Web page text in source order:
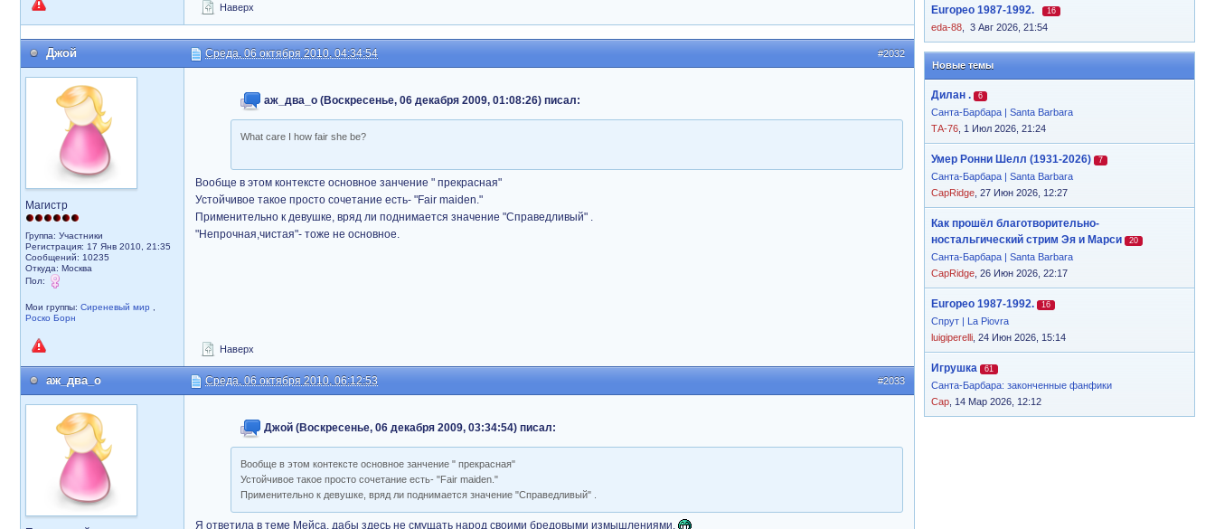
Europeo 1987-1992. 16
eda-88 3 Авг 2026, 21:54
Новые темы
Дилан . 6
Санта-Барбара | Santa Barbara
ТА-76 , 1 Июл 2026, 21:24
Умер Ронни Шелл (1931-2026) 7
Санта-Барбара | Santa Barbara
CapRidge , 27 Июн 2026, 12:27
Как прошёл благотворительно-
ностальгический стрим Эя и Марси
20
Санта-Барбара | Santa Barbara
CapRidge , 26 Июн 2026, 22:17
Europeo 1987-1992. 16
Спрут | La Piovra
luigiperelli , 24 Июн 2026, 15:14
Игрушка 61
Санта-Барбара: законченные фанфики
Cap , 14 Мар 2026, 12:12
Наверх
#2032
Джой Среда, 06 октября 2010, 04:34:54
Магистр
Группа: Участники
Регистрация: 17 Янв 2010, 21:35
Сообщений: 10235
Откуда: Москва
Пол:
Мои группы: Сиреневый мир
Роско Борн
аж_два_о (Воскресенье, 06 декабря 2009, 01:08:26) писал:
What care I how fair she be?
Вообще в этом контексте основное занчение " прекрасная"
Устойчивое такое просто сочетание есть- "Fair maiden."
Применительно к девушке, вряд ли поднимается значение "Справедливый" .
"Непрочная,чистая"- тоже не основное.
Наверх
#2033
аж_два_о Среда, 06 октября 2010, 06:12:53
Джой (Воскресенье, 06 декабря 2009, 03:34:54) писал:
Вообще в этом контексте основное занчение " прекрасная"
Устойчивое такое просто сочетание есть- "Fair maiden."
Применительно к девушке, вряд ли поднимается значение "Справедливый" .
Я ответила в теме Мейса, дабы здесь не смущать народ своими бредовыми измышлениями.